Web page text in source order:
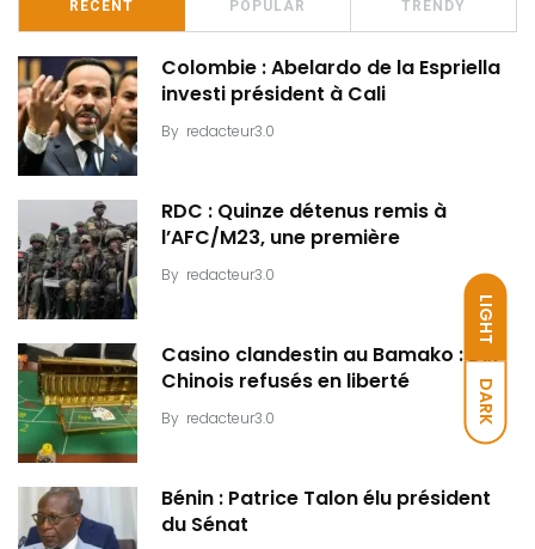
LIGHT
DARK
RECENT POPULAR TRENDY
Colombie : Abelardo de la Espriella
investi président à Cali
By redacteur3.0
RDC : Quinze détenus remis à
l’AFC/M23, une première
By redacteur3.0
Casino clandestin au Bamako : Dix
Chinois refusés en liberté
By redacteur3.0
Bénin : Patrice Talon élu président
du Sénat